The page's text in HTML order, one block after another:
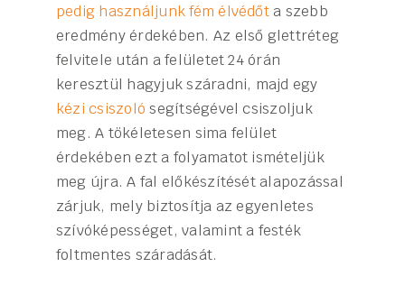
pedig használjunk fém élvédőta szebb
eredmény érdekében. Az első glettréteg
felvitele után a felületet 24 órán
keresztül hagyjuk száradni, majd egy
kézi csiszoló segítségével csiszoljuk
meg. A tökéletesen sima felület
érdekében ezt a folyamatot ismételjük
meg újra. A fal előkészítését alapozással
zárjuk, mely biztosítja az egyenletes
szívóképességet, valamint a festék
foltmentes száradását.